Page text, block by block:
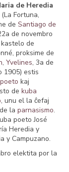
de Heredia
(La Fortuna,
de Santiago de
de novembro
de
proksime de
, Yvelines, 3a de
1905) estis
poeto kaj
de kuba
, unu el la ĉefaj
la parnasismo.
poeto José
Heredia y
y Campuzano.
elektita por la